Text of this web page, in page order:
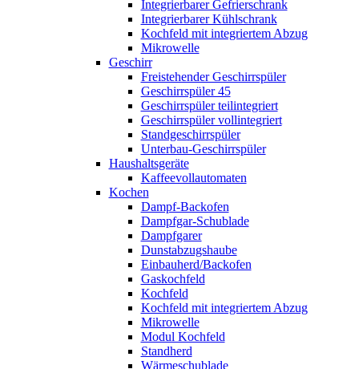
Integrierbarer Gefrierschrank
Integrierbarer Kühlschrank
Kochfeld mit integriertem Abzug
Mikrowelle
Geschirr
Freistehender Geschirrspüler
Geschirrspüler 45
Geschirrspüler teilintegriert
Geschirrspüler vollintegriert
Standgeschirrspüler
Unterbau-Geschirrspüler
Haushaltsgeräte
Kaffeevollautomaten
Kochen
Dampf-Backofen
Dampfgar-Schublade
Dampfgarer
Dunstabzugshaube
Einbauherd/Backofen
Gaskochfeld
Kochfeld
Kochfeld mit integriertem Abzug
Mikrowelle
Modul Kochfeld
Standherd
Wärmeschublade